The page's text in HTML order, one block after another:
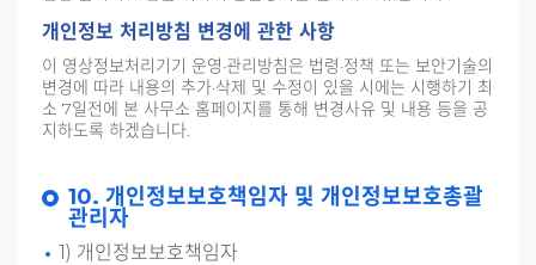
개인정보 처리방침 변경에 관한 사항
이 영상정보처리기기 운영·관리방침은 법령·정책 또는 보안기술의
변경에 따라 내용의 추가·삭제 및 수정이 있을 시에는 시행하기 최
소 7일전에 본 사무소 홈페이지를 통해 변경사유 및 내용 등을 공
지하도록 하겠습니다.
10. 개인정보보호책임자 및 개인정보보호총괄
관리자
1) 개인정보보호책임자